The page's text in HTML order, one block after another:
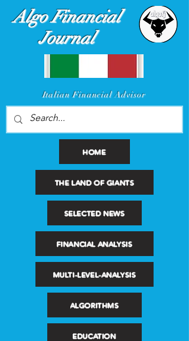
Algo Financial
Journal
Italian Financial Advisor
HOME
THE LAND OF GIANTS
SELECTED NEWS
FINANCIAL ANALYSIS
MULTI-LEVEL-ANALYSIS
ALGORITHMS
EDUCATION